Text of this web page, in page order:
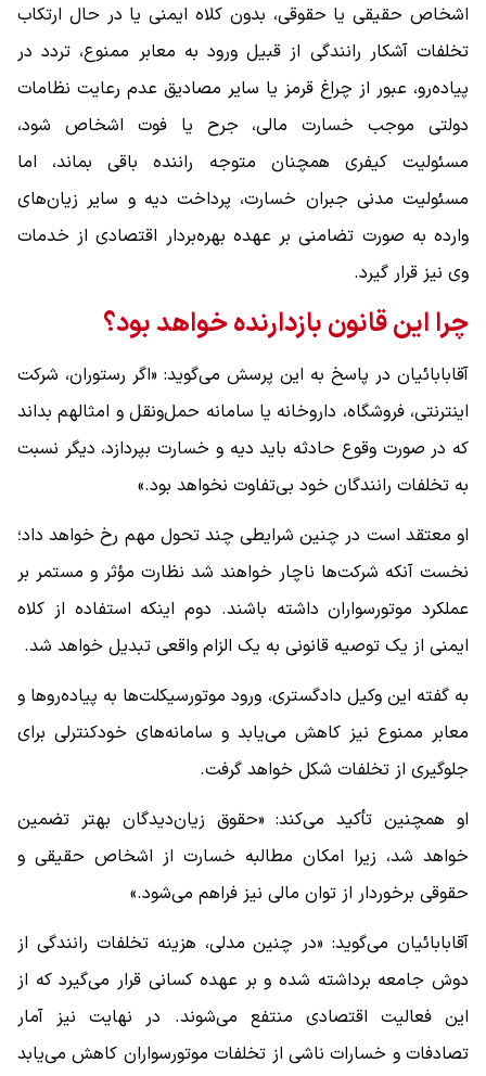
اشخاص حقیقی یا حقوقی، بدون کلاه ایمنی یا در حال ارتکاب
تخلفات آشکار رانندگی از قبیل ورود به معابر ممنوع، تردد در
پیاده‌رو، عبور از چراغ قرمز یا سایر مصادیق عدم رعایت نظامات
دولتی موجب خسارت مالی، جرح یا فوت اشخاص شود،
مسئولیت کیفری همچنان متوجه راننده باقی بماند، اما
مسئولیت مدنی جبران خسارت، پرداخت دیه و سایر زیان‌های
وارده به صورت تضامنی بر عهده بهره‌بردار اقتصادی از خدمات
وی نیز قرار گیرد.
چرا این قانون بازدارنده خواهد بود؟
آقابابائیان در پاسخ به این پرسش می‌گوید: «اگر رستوران، شرکت
اینترنتی، فروشگاه، داروخانه یا سامانه حمل‌ونقل و امثالهم بداند
که در صورت وقوع حادثه باید دیه و خسارت بپردازد، دیگر نسبت
به تخلفات رانندگان خود بی‌تفاوت نخواهد بود.»
او معتقد است در چنین شرایطی چند تحول مهم رخ خواهد داد؛
نخست آنکه شرکت‌ها ناچار خواهند شد نظارت مؤثر و مستمر بر
عملکرد موتورسواران داشته باشند. دوم اینکه استفاده از کلاه
ایمنی از یک توصیه قانونی به یک الزام واقعی تبدیل خواهد شد.
به گفته این وکیل دادگستری، ورود موتورسیکلت‌ها به پیاده‌روها و
معابر ممنوع نیز کاهش می‌یابد و سامانه‌های خودکنترلی برای
جلوگیری از تخلفات شکل خواهد گرفت.
او همچنین تأکید می‌کند: «حقوق زیان‌دیدگان بهتر تضمین
خواهد شد، زیرا امکان مطالبه خسارت از اشخاص حقیقی و
حقوقی برخوردار از توان مالی نیز فراهم می‌شود.»
آقابابائیان می‌گوید: «در چنین مدلی، هزینه تخلفات رانندگی از
دوش جامعه برداشته شده و بر عهده کسانی قرار می‌گیرد که از
این فعالیت اقتصادی منتفع می‌شوند. در نهایت نیز آمار
تصادفات و خسارات ناشی از تخلفات موتورسواران کاهش می‌یابد